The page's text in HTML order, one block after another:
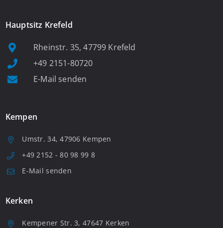
Hauptsitz Krefeld
Rheinstr. 35, 47799 Krefeld
+49 2151-80720
E-Mail senden
Kempen
Umstr. 34, 47906 Kempen
+49 2152 - 80 98 99 8
E-Mail senden
Kerken
Kempener Str. 3, 47647 Kerken